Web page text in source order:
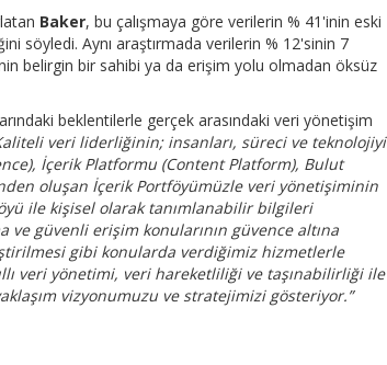
Baker, bu çalışmaya göre verilerin % 41'inin eski
söyledi. Aynı araştırmada verilerin % 12'sinin 7
belirgin bir sahibi ya da erişim yolu olmadan öksüz
beklentilerle gerçek arasındaki veri yönetişim
veri liderliğinin; insanları, süreci ve teknolojiyi
İçerik Platformu (Content Platform), Bulut
oluşan İçerik Portföyümüzle veri yönetişiminin
ile kişisel olarak tanımlanabilir bilgileri
güvenli erişim konularının güvence altına
gibi konularda verdiğimiz hizmetlerle
veri yönetimi, veri hareketliliği ve taşınabilirliği ile
vizyonumuzu ve stratejimizi gösteriyor.”